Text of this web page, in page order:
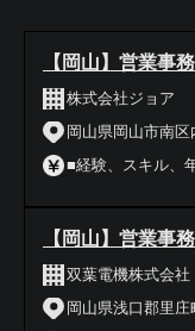
【岡山】営業事
株式会社ジョア
岡山県岡山市南区
■経験、スキル、
【岡山】営業事務
双葉電機株式会社
岡山県浅口郡里庄